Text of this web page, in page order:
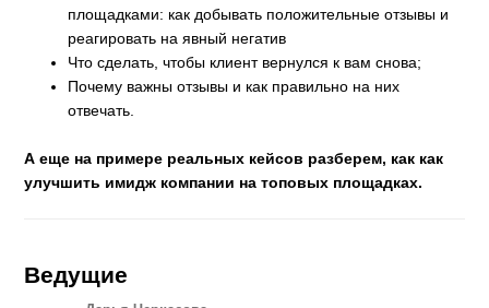
площадками: как добывать положительные отзывы и
реагировать на явный негатив
Что сделать, чтобы клиент вернулся к вам снова;
Почему важны отзывы и как правильно на них
отвечать.
А еще на примере реальных кейсов разберем, как как
улучшить имидж компании на топовых площадках.
Ведущие